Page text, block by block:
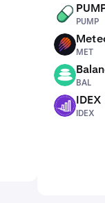
PUMP
PUMP
MET
MET
BAL
BAL
IDEX IDEX
IDEX